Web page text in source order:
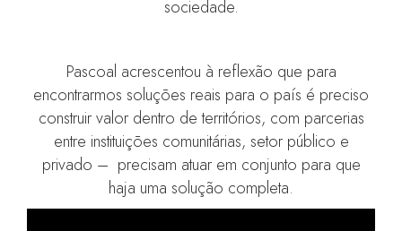
sociedade.
Pascoal acrescentou à reflexão que para
encontrarmos soluções reais para o país é preciso
construir valor dentro de territórios, com parcerias
entre instituições comunitárias, setor público e
privado – precisam atuar em conjunto para que
haja uma solução completa.